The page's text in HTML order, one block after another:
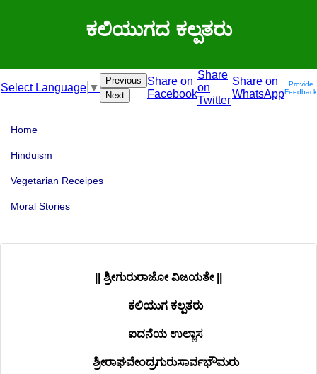
ಕಲಿಯುಗದ ಕಲ್ಪತರು
Select Language ▼
Previous
Next
Share on
Facebook
Share
on
Twitter
Share on
WhatsApp
Provide
Feedback
Home
Hinduism
Vegetarian Receipes
Moral Stories
|| ಶ್ರೀಗುರುರಾಜೋ ವಿಜಯತೇ ||
ಕಲಿಯುಗ ಕಲ್ಪತರು
ಐದನೆಯ ಉಲ್ಲಾಸ
ಶ್ರೀರಾಘವೇಂದ್ರಗುರುಸಾರ್ವಭೌಮರು